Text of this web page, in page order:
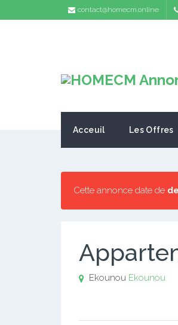
contact@homecm.online
Acceuil Les Offres
Cette annonce date de
Ekounou Ekounou